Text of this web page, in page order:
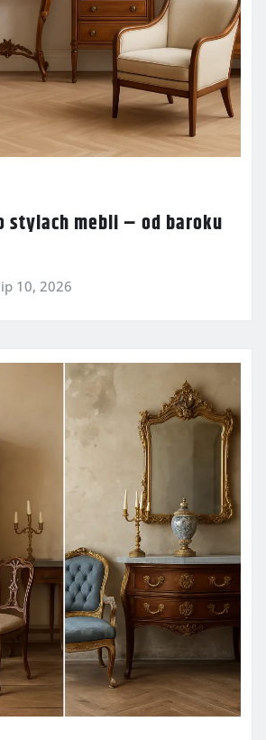
stylach mebli – od baroku
10, 2026